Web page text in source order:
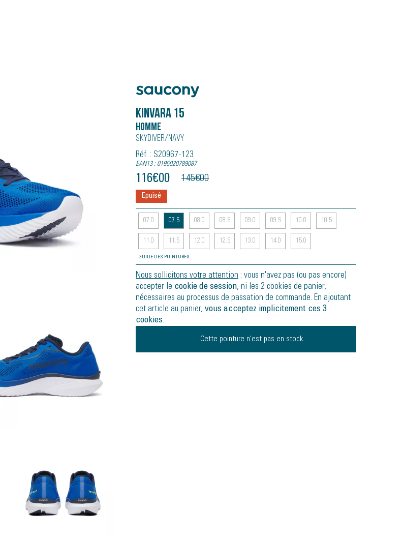
Saucony
KINVARA 15
Homme
Skydiver/navy
Réf. : S20967-123
EAN13 : 0195020789087
116€00 145€00
Epuisé
07.0 07.5 08.0 08.5 09.0 09.5 10.0 10.5
11.0 11.5 12.0 12.5 13.0 14.0 15.0
GUIDE DES POINTURES
Nous sollicitons votre attention : vous n'avez pas (ou pas encore)
accepter le cookie de session, ni les 2 cookies de panier,
nécessaires au processus de passation de commande. En ajoutant
cet article au panier, vous acceptez implicitement ces 3
cookies.
Cette pointure n'est pas en stock.